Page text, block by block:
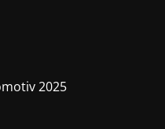
2025